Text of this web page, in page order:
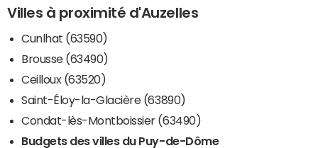
Villes à proximité d'Auzelles
Cunlhat (63590)
Brousse (63490)
Ceilloux (63520)
Saint-Éloy-la-Glacière (63890)
Condat-lès-Montboissier (63490)
Budgets des villes du Puy-de-Dôme